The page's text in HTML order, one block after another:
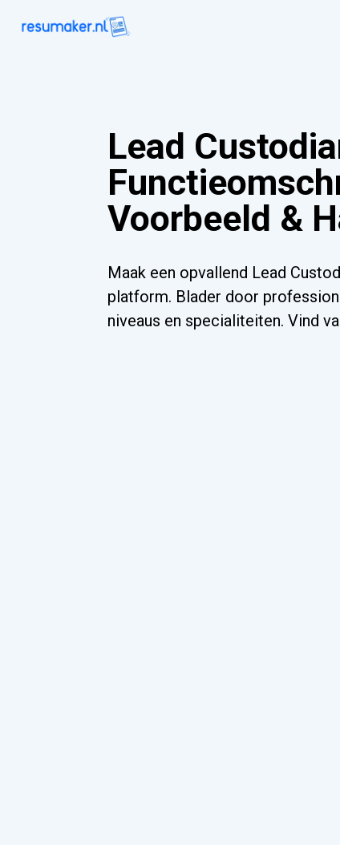
Lead
Voorbeeld &
Maak een opvallend Lead
platform. Blader door
niveaus en specialiteiten. Vind